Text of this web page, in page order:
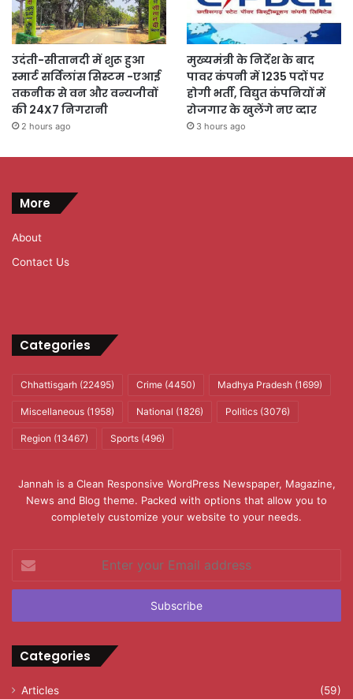
उदंती-सीतानदी में शुरू हुआ
स्मार्ट सर्विलांस सिस्टम -एआई
तकनीक से वन और वन्यजीवों
की 24X7 निगरानी
2 hours ago
मुख्यमंत्री के निर्देश के बाद
पावर कंपनी में 1235 पदों पर
होगी भर्ती, विद्युत कंपनियों में
रोजगार के खुलेंगे नए व्दार
3 hours ago
More
About
Contact Us
Categories
Chhattisgarh (22495) Crime (4450) Madhya Pradesh (1699)
Miscellaneous (1958) National (1826) Politics (3076)
Region (13467) Sports (496)
Jannah is a Clean Responsive WordPress Newspaper, Magazine,
News and Blog theme. Packed with options that allow you to
completely customize your website to your needs.
your
Email
Categories
Articles (59)